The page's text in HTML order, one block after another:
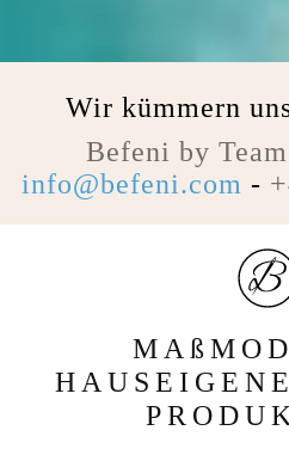
Wir kümmern
Befeni by
info@befeni.com -